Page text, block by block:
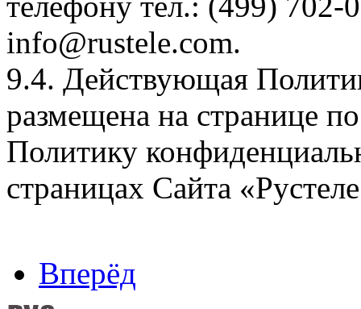
info@rustele.com.
9.4. Действующая
размещена на странице
Политику
страницах Сайта
Вперёд